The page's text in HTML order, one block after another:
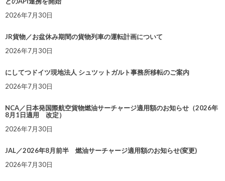
2026年7月30日
JR貨物／お盆休み期間の貨物列車の運転計画について
2026年7月30日
にしてつドイツ現地法人 シュツットガルト事務所移転のご案内
2026年7月30日
NCA／日本発国際航空貨物燃油サーチャージ適用額のお知らせ（2026年
8月1日適用 改定）
2026年7月30日
JAL／2026年8月前半 燃油サーチャージ適用額のお知らせ(変更)
2026年7月30日